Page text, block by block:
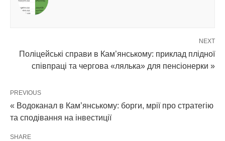
NEXT
Поліцейські справи в Кам’янському: приклад плідної
співпраці та чергова «лялька» для пенсіонерки »
PREVIOUS
« Водоканал в Кам’янському: борги, мрії про стратегію
та сподівання на інвестиції
SHARE